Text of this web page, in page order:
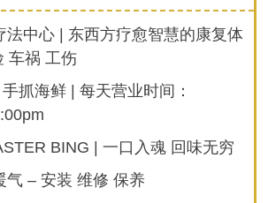
法中心 | 东西方疗愈智慧的康复体
车祸 工伤
手抓海鲜 | 每天营业时间：
BING | 一口入魂 回味无穷
气 – 安装 维修 保养